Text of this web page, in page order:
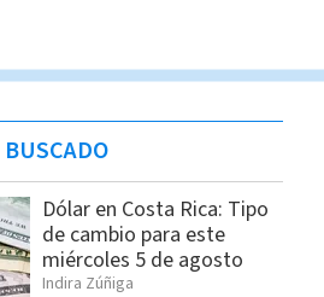
Dólar en Costa Rica: Tipo
de cambio para este
miércoles 5 de agosto
Indira Zúñiga